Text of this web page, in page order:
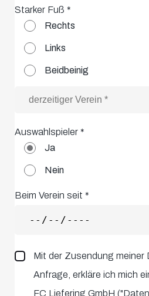
Starker Fuß *
Rechts
Links
Beidbeinig
Auswahlspieler *
Ja
Nein
Beim Verein seit *
Mit der Zusendung meiner
Anfrage, erkläre ich mich
FC Liefering GmbH